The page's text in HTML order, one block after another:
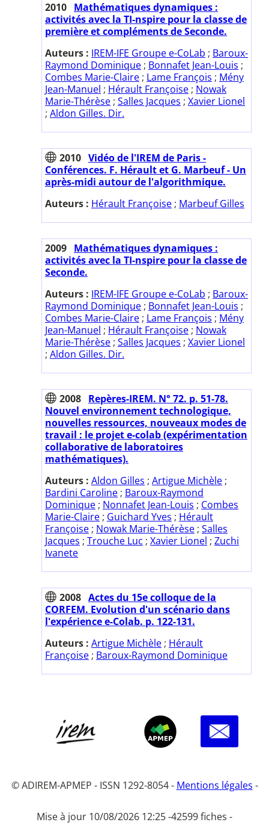
2010 Mathématiques dynamiques :
activités avec la TI-nspire pour la classe de
première et compléments de Seconde.
Auteurs : IREM-IFE Groupe e-CoLab ; Baroux-
Raymond Dominique ; Bonnafet Jean-Louis ;
Combes Marie-Claire ; Lame François ; Mény
Jean-Manuel ; Hérault Françoise ; Nowak
Marie-Thérèse ; Salles Jacques ; Xavier Lionel
; Aldon Gilles. Dir.
2010 Vidéo de l'IREM de Paris -
Conférences. F. Hérault et G. Marbeuf - Un
après-midi autour de l'algorithmique.
Auteurs : Hérault Françoise ; Marbeuf Gilles
2009 Mathématiques dynamiques :
activités avec la TI-nspire pour la classe de
Seconde.
Auteurs : IREM-IFE Groupe e-CoLab ; Baroux-
Raymond Dominique ; Bonnafet Jean-Louis ;
Combes Marie-Claire ; Lame François ; Mény
Jean-Manuel ; Hérault Françoise ; Nowak
Marie-Thérèse ; Salles Jacques ; Xavier Lionel
; Aldon Gilles. Dir.
2008 Repères-IREM. N° 72. p. 51-78.
Nouvel environnement technologique,
nouvelles ressources, nouveaux modes de
travail : le projet e-colab (expérimentation
collaborative de laboratoires
mathématiques).
Auteurs : Aldon Gilles ; Artigue Michèle ;
Bardini Caroline ; Baroux-Raymond
Dominique ; Nonnafet Jean-Louis ; Combes
Marie-Claire ; Guichard Yves ; Hérault
Françoise ; Nowak Marie-Thérèse ; Salles
Jacques ; Trouche Luc ; Xavier Lionel ; Zuchi
Ivanete
2008 Actes du 15e colloque de la
CORFEM. Evolution d'un scénario dans
l'expérience e-Colab. p. 122-131.
Auteurs : Artigue Michèle ; Hérault
Françoise ; Baroux-Raymond Dominique
© ADIREM-APMEP - ISSN 1292-8054 - Mentions légales -
Mise à jour 10/08/2026 12:25 -42599 fiches -